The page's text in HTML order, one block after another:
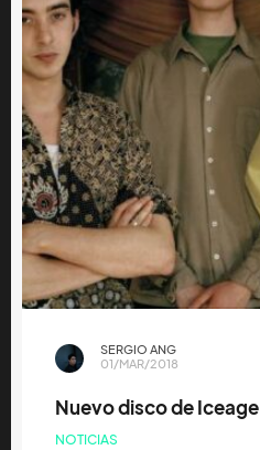
SERGIO ANG
01/MAR/2018
Nuevo disco de Iceage
NOTICIAS